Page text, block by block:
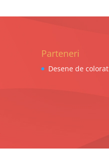
Parteneri
Desene de colorat